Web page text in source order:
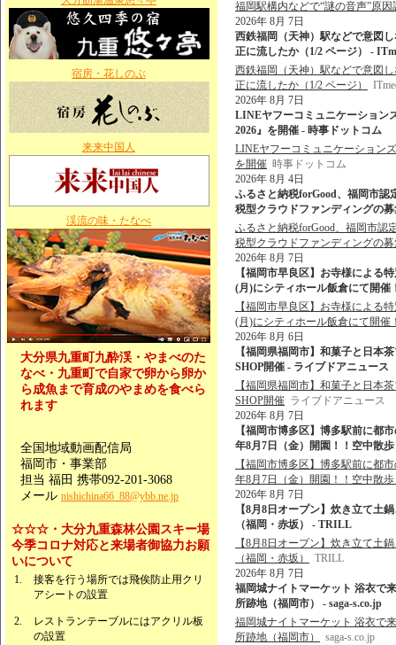
宿房・花しのぶ
来来中国人
渓流の味・たなべ
大分県九重町九酔渓・やまべのた
なべ・九重町で自家で卵から卵か
ら成魚まで育成のやまめを食べら
れます
全国地域動画配信局
福岡市・事業部
担当 福田 携帯092-201-3068
メール nishichina66_88@ybb.ne.jp
☆☆☆・大分九重森林公園スキー場
今季コロナ対応と来場者御協力お願
いについて
接客を行う場所では飛俟防止用クリ
アシートの設置
レストランテーブルにはアクリル板
の設置
福岡駅構内などで“謎の音声”原
2026年 8月 7日
西鉄福岡（天神）駅などで意図
正に流したか（1/2 ページ） -
西鉄福岡（天神）駅などで意図
正に流したか（1/2 ページ）
2026年 8月 7日
LINEヤフーコミュニケーション
2026』を開催 - 時事ドットコム
LINEヤフーコミュニケーション
を開催 時事ドットコム
2026年 8月 4日
ふるさと納税forGood、福岡市認
税型クラウドファンディングの
ふるさと納税forGood、福岡市認
税型クラウドファンディングの
2026年 8月 7日
【福岡市早良区】お寺様による
(月)にシティホール飯倉にて開催
【福岡市早良区】お寺様による
(月)にシティホール飯倉にて開催
2026年 8月 6日
【福岡県福岡市】和菓子と日本
SHOP開催 - ライブドアニュース
【福岡県福岡市】和菓子と日本
SHOP開催 ライブドアニュース
2026年 8月 7日
【福岡市博多区】博多駅前に都
年8月7日（金）開園！！空中散
【福岡市博多区】博多駅前に都
年8月7日（金）開園！！空中散
2026年 8月 7日
【8月8日オープン】炊き立て土
（福岡・赤坂） - TRILL
【8月8日オープン】炊き立て土
（福岡・赤坂）
TRILL
2026年 8月 7日
福岡城ナイトマーケット 浴衣で
所跡地（福岡市） - saga-s.co.jp
福岡城ナイトマーケット 浴衣で
所跡地（福岡市）
saga-s.co.jp